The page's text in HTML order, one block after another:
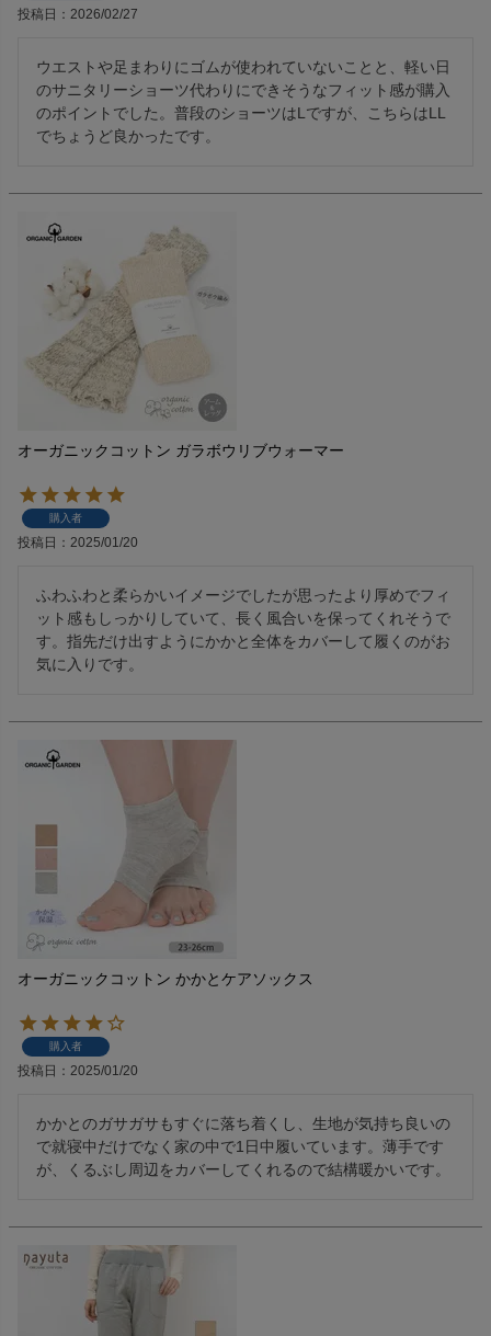
投稿日 2026/02/27
ウエストや足まわりにゴムが使われていないことと、軽い日
のサニタリーショーツ代わりにできそうなフィット感が購入
のポイントでした。普段のショーツはLですが、こちらはLL
でちょうど良かったです。
オーガニックコットン ガラボウリブウォーマー
購入者
投稿日 2025/01/20
ふわふわと柔らかいイメージでしたが思ったより厚めでフィ
ット感もしっかりしていて、長く風合いを保ってくれそうで
す。指先だけ出すようにかかと全体をカバーして履くのがお
気に入りです。
オーガニックコットン かかとケアソックス
購入者
投稿日 2025/01/20
かかとのガサガサもすぐに落ち着くし、生地が気持ち良いの
で就寝中だけでなく家の中で1日中履いています。薄手です
が、くるぶし周辺をカバーしてくれるので結構暖かいです。